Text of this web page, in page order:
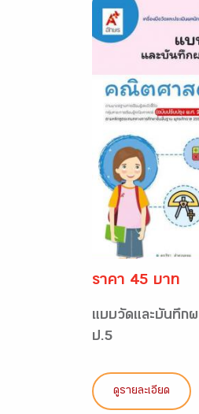
ราคา 45 บาท
แบบวัดและบันทึก
ป.5
ดูรายละเอียด